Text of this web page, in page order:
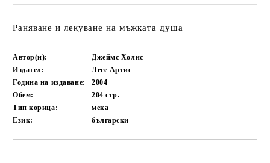
Раняване и лекуване на мъжката душа
Автор(и):
Джеймс Холис
Издател:
Леге Артис
Година на издаване:
2004
Обем:
204стр.
Тип корица:
мека
Език:
български